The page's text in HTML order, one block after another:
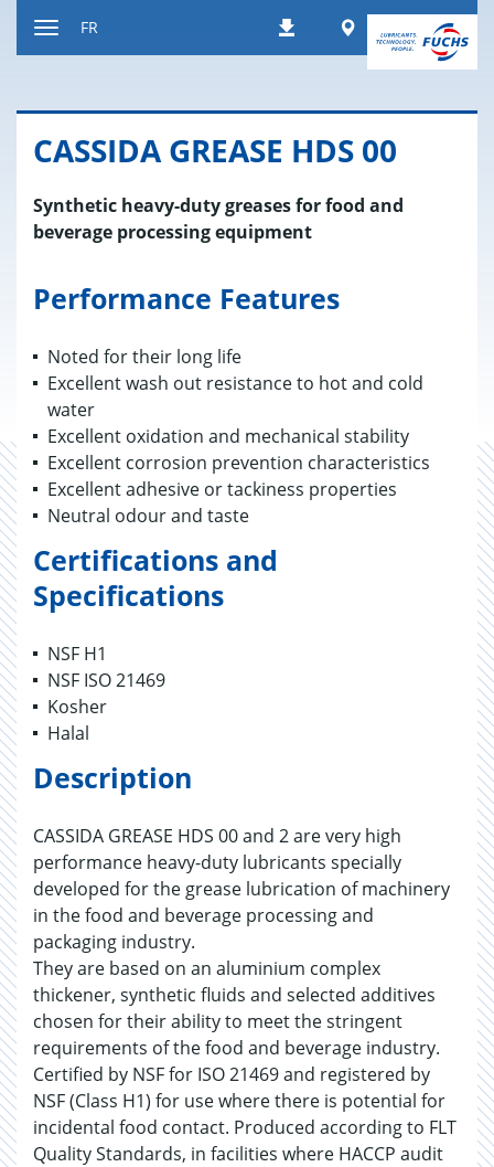
Téléchargements
Worldwide
FR
CAS­SIDA GREASE HDS 00
Synthetic heavy-duty greases for food and
beverage processing equipment
Performance Features
Noted for their long life
Excellent wash out resistance to hot and cold
water
Excellent oxidation and mechanical stability
Excellent corrosion prevention characteristics
Excellent adhesive or tackiness properties
Neutral odour and taste
Certifications and
Specifications
NSF H1
NSF ISO 21469
Kosher
Halal
Description
CASSIDA GREASE HDS 00 and 2 are very high
performance heavy-duty lubricants specially
developed for the grease lubrication of machinery
in the food and beverage processing and
packaging industry.
They are based on an aluminium complex
thickener, synthetic fluids and selected additives
chosen for their ability to meet the stringent
requirements of the food and beverage industry.
Certified by NSF for ISO 21469 and registered by
NSF (Class H1) for use where there is potential for
incidental food contact. Produced according to FLT
Quality Standards, in facilities where HACCP audit